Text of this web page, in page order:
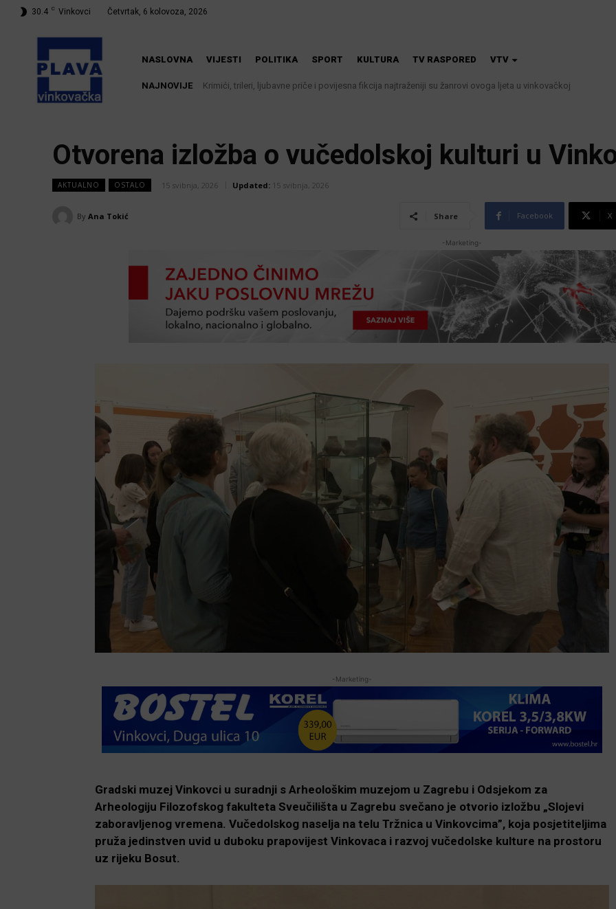
30.4 C Vinkovci Četvrtak, 6 kolovoza, 2026
NASLOVNA VIJESTI POLITIKA SPORT KULTURA TV RASPORED VTV
NAJNOVIJEKrimići, trileri, ljubavne priče i povijesna fikcija najtraženiji su žanrovi ovoga ljeta u vinkovačkoj
Iz Vinkovačkog vodovoda i kanalizacije najavljuju smanjenje tlaka u vodovodnoj mreži
Otvorena izložba o vučedolskoj kulturi u
AKTUALNO OSTALO 15 svibnja, 2026 Updated: 15 svibnja, 2026
By Ana Tokić Share Facebook X
-Marketing-
-Marketing-
Gradski muzej Vinkovci u suradnji s Arheološkim muzejom u Zagrebu i Odsjekom za
Arheologiju Filozofskog fakulteta Sveučilišta u Zagrebu svečano je otvorio izložbu „Slojevi
zaboravljenog vremena. Vučedolskog naselja na telu Tržnica u Vinkovcima”, koja posjetiteljima
pruža jedinstven uvid u duboku prapovijest Vinkovaca i razvoj vučedolske kulture na prostoru
uz rijeku Bosut.